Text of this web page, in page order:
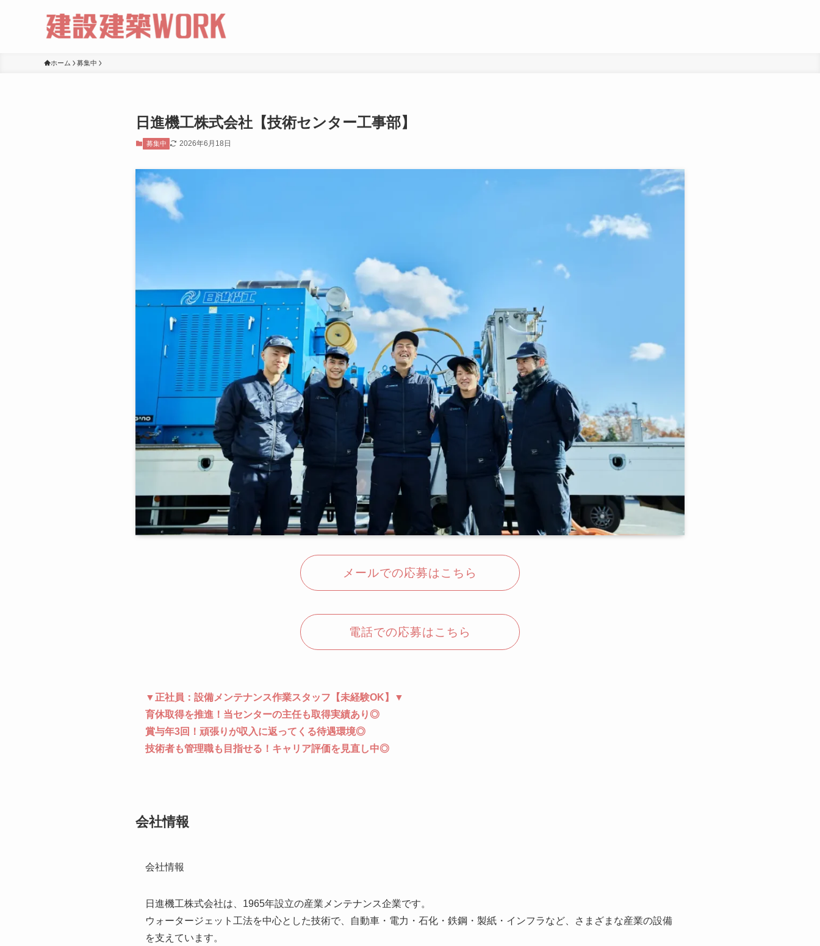
ホーム 募集中
日進機工株式会社【技術センター工事部】
募集中 2026年6月18日
メールでの応募はこちら
電話での応募はこちら
▼正社員：設備メンテナンス作業スタッフ【未経験OK】▼
育休取得を推進！当センターの主任も取得実績あり◎
賞与年3回！頑張りが収入に返ってくる待遇環境◎
技術者も管理職も目指せる！キャリア評価を見直し中◎
会社情報
会社情報
日進機工株式会社は、1965年設立の産業メンテナンス企業です。
ウォータージェット工法を中心とした技術で、自動車・電力・石化・鉄鋼・製紙・インフラなど、さまざまな産業の設備
を支えています。